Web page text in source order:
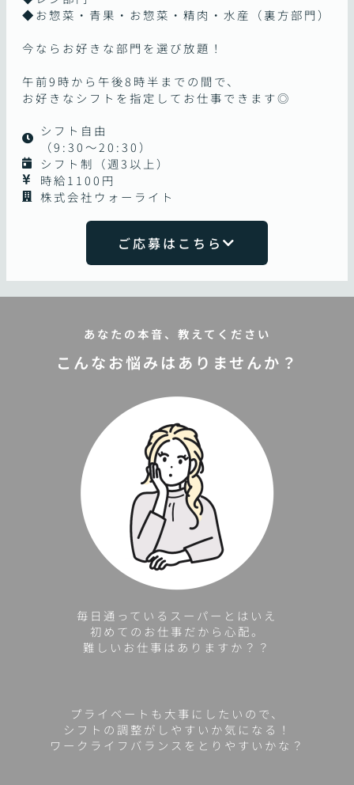
◆お惣菜・青果・お惣菜・精肉・水産（裏方部門）
今ならお好きな部門を選び放題！
午前9時から午後8時半までの間で、
お好きなシフトを指定してお仕事できます◎
シフト自由
（9:30～20:30）
シフト制（週3以上）
時給1100円
株式会社ウォーライト
ご応募はこちら
あなたの本音、教えてください
こんなお悩みはありませんか？
毎日通っているスーパーとはいえ
初めてのお仕事だから心配。
難しいお仕事はありますか？？
プライベートも大事にしたいので、
シフトの調整がしやすいか気になる！
ワークライフバランスをとりやすいかな？